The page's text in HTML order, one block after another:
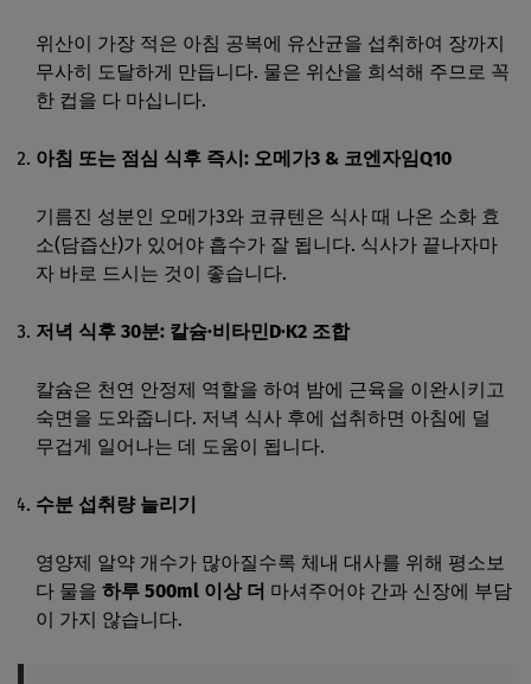
위산이 가장 적은 아침 공복에 유산균을 섭취하여 장까지
무사히 도달하게 만듭니다. 물은 위산을 희석해 주므로 꼭
한 컵을 다 마십니다.
아침 또는 점심 식후 즉시: 오메가3 & 코엔자임Q10
기름진 성분인 오메가3와 코큐텐은 식사 때 나온 소화 효
소(담즙산)가 있어야 흡수가 잘 됩니다. 식사가 끝나자마
자 바로 드시는 것이 좋습니다.
저녁 식후 30분: 칼슘·비타민D·K2 조합
칼슘은 천연 안정제 역할을 하여 밤에 근육을 이완시키고
숙면을 도와줍니다. 저녁 식사 후에 섭취하면 아침에 덜
무겁게 일어나는 데 도움이 됩니다.
수분 섭취량 늘리기
영양제 알약 개수가 많아질수록 체내 대사를 위해 평소보
다 물을 하루 500ml 이상 더 마셔주어야 간과 신장에 부담
이 가지 않습니다.